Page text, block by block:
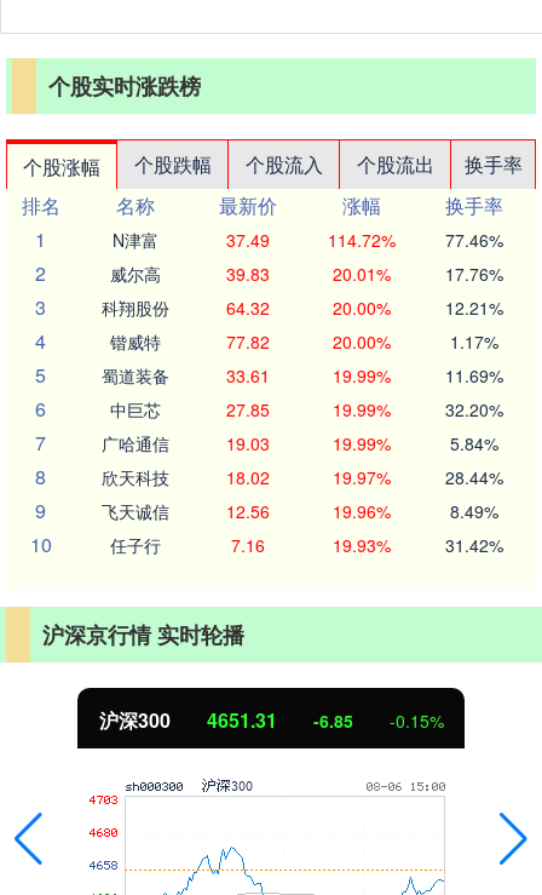
个股实时涨跌榜
个股涨幅 个股跌幅 个股流入 个股流出
换手率
排名
名称 最新价 涨幅
换手率
1
N津富 37.49 114.72% 77.46%
2 威尔高 39.83 20.01% 17.76%
3 科翔股份 64.32 20.00% 12.21%
4 锴威特 77.82 20.00% 1.17%
5 蜀道装备 33.61 19.99% 11.69%
6 中巨芯 27.85 19.99% 32.20%
7 广哈通信 19.03 19.99% 5.84%
8 欣天科技 18.02 19.97% 28.44%
9 飞天诚信 12.56 19.96% 8.49%
10 任子行 7.16 19.93% 31.42%
沪深京行情 实时轮播
北证50 1122.88 3.42 0.30%